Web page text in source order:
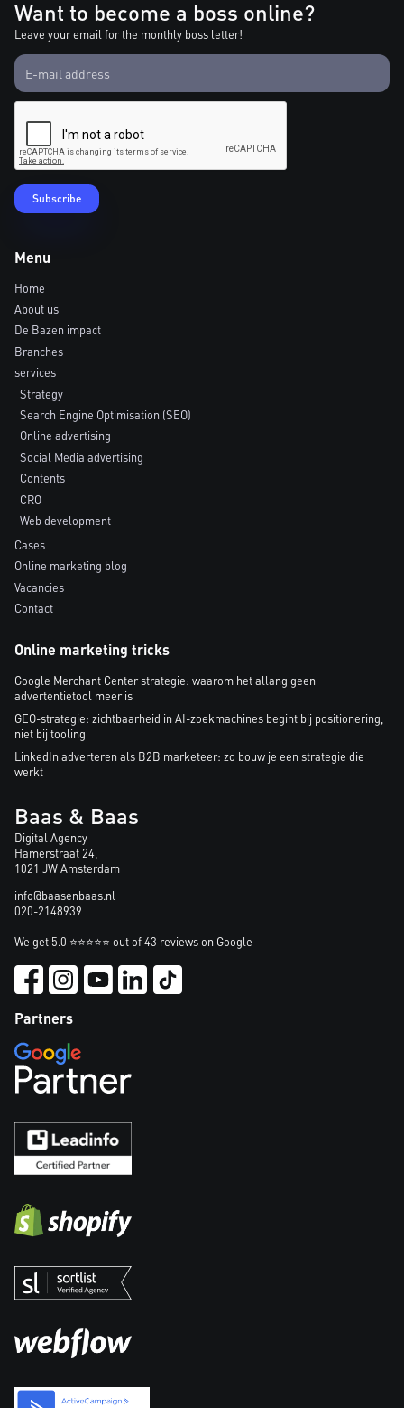
Want to become a boss online?
Leave your email for the monthly boss letter!
Menu
Home
About us
De Bazen impact
Branches
services
Strategy
Search Engine Optimisation (SEO)
Online advertising
Social Media advertising
Contents
CRO
Web development
Cases
Online marketing blog
Vacancies
Contact
Online marketing tricks
Google Merchant Center strategie: waarom het allang geen
advertentietool meer is
GEO-strategie: zichtbaarheid in AI-zoekmachines begint bij positionering,
niet bij tooling
LinkedIn adverteren als B2B marketeer: zo bouw je een strategie die
werkt
Baas & Baas
Digital Agency
Hamerstraat 24,
1021 JW Amsterdam
info@baasenbaas.nl
020-2148939
We get 5.0 ⭐⭐⭐⭐⭐ out of 43 reviews on Google
Partners